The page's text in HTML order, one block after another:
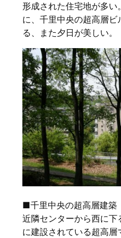
形成された住宅地が多い
に、千里中央の超高層ビ
る、また夕日が美しい。
■千里中央の超高層建築
近隣センターから西に下
に建設されている超高層